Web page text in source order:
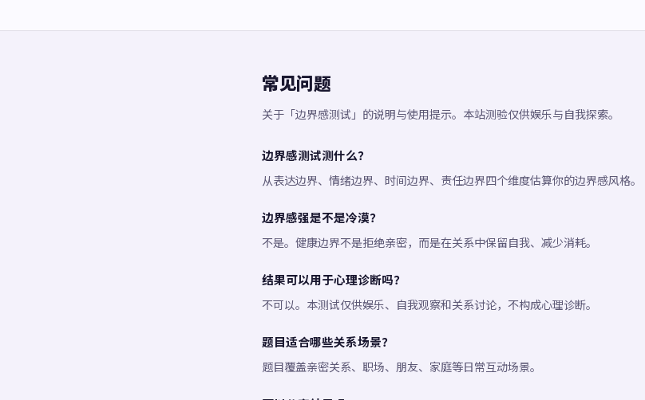
常见问题
关于「边界感测试」的说明与使用提示。本站测验仅供娱乐与自我探索。
边界感测试测什么？
从表达边界、情绪边界、时间边界、责任边界四个维度估算你的边界感风格。
边界感强是不是冷漠？
不是。健康边界不是拒绝亲密，而是在关系中保留自我、减少消耗。
结果可以用于心理诊断吗？
不可以。本测试仅供娱乐、自我观察和关系讨论，不构成心理诊断。
题目适合哪些关系场景？
题目覆盖亲密关系、职场、朋友、家庭等日常互动场景。